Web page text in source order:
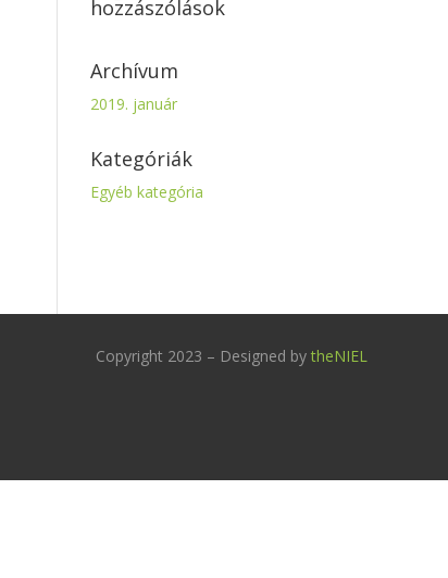
hozzászólások
Archívum
2019. január
Kategóriák
Egyéb kategória
Copyright 2023 – Designed by theNIEL